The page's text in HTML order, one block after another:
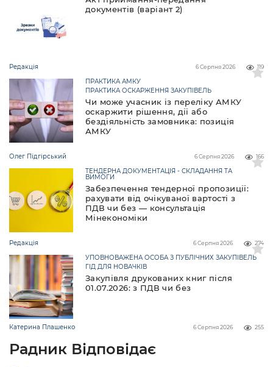
документів (варіант 2)
Редакція 119
6 Серпня 2026
Чи може учасник із переліку АМКУ
оскаржити рішення, дії або
бездіяльність замовника: позиція
АМКУ
ПРАКТИКА АМКУ
ПРАКТИКА ОСКАРЖЕННЯ ЗАКУПІВЕЛЬ
Олег Підгірський 166
6 Серпня 2026
Забезпечення тендерної пропозиції:
рахувати від очікуваної вартості з
ПДВ чи без — консультація
Мінекономіки
ТЕНДЕРНА ДОКУМЕНТАЦІЯ - СКЛАДАННЯ ТА
ВИМОГИ
Редакція 274
6 Серпня 2026
Закупівля друкованих книг після
01.07.2026: з ПДВ чи без
УПОВНОВАЖЕНА ОСОБА З ПУБЛІЧНИХ ЗАКУПІВЕЛЬ
ГІД ДЛЯ НОВАЧКІВ
Катерина Плашенко 255
6 Серпня 2026
Радник Відповідає